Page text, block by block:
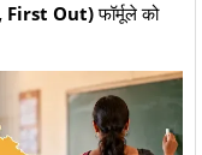
First Out)फॉर्मूले को